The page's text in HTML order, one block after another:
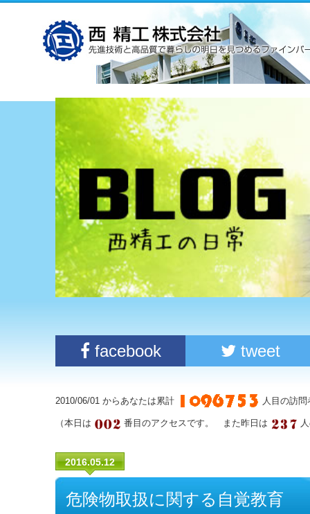
facebook tweet
2010/06/01 からあなたは累計 人目の訪
（本日は 番目のアクセスです。 また昨日は
2016.05.12
危険物取扱に関する自覚教育